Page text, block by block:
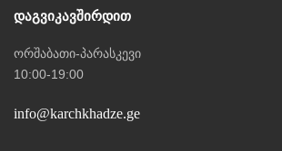
Დაგვიკავშირდით
ორშაბათი-პარასკევი
10:00-19:00
info@karchkhadze.ge